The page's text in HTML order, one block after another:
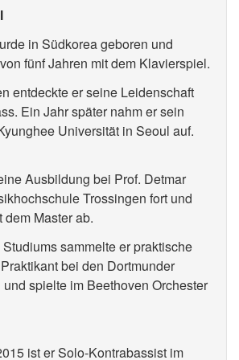
in Südkorea geboren und
fünf Jahren mit dem Klavierspiel.
entdeckte er seine Leidenschaft
Ein Jahr später nahm er sein
Universität in Seoul auf.
Ausbildung bei Prof. Detmar
Trossingen fort und
Master ab.
sammelte er praktische
bei den Dortmunder
spielte im Beethoven Orchester
ist er Solo-Kontrabassist im